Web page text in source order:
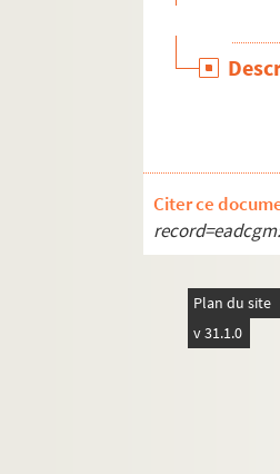
554.
7563.
560. Chapitre
726. «
768 (1-751).
I. CH. 144. «
I. CH. 145. «
534. «
535. «
714.
Citer ce
Plan du site
v 31.1.0